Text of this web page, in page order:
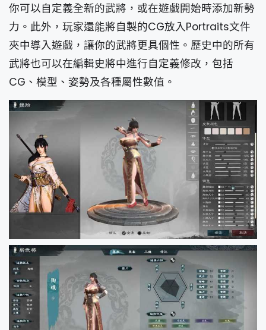
你可以自定義全新的武將，或在遊戲開始時添加新勢
力。此外，玩家還能將自製的CG放入Portraits文件
夾中導入遊戲，讓你的武將更具個性。歷史中的所有
武將也可以在編輯史將中進行自定義修改，包括
CG、模型、姿勢及各種屬性數值。